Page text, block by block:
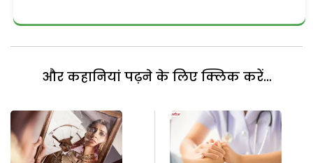
और कहानियां पढ़ने के लिए क्लिक करें...